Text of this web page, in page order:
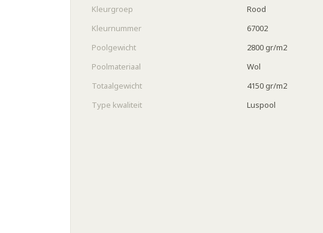
Kleurgroep
Rood
Kleurnummer
67002
Poolgewicht
2800 gr/m2
Poolmateriaal
Wol
Totaalgewicht
4150 gr/m2
Type kwaliteit
Luspool